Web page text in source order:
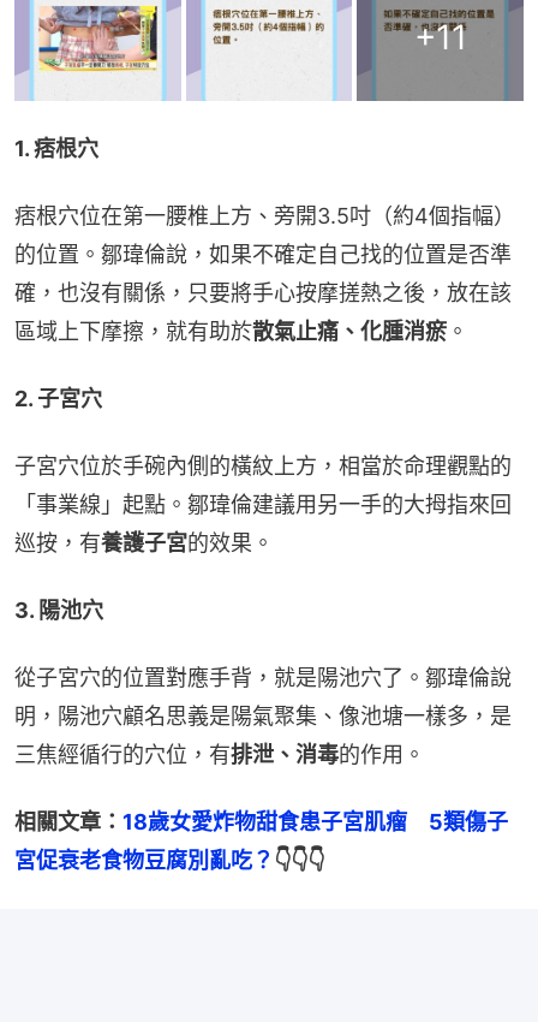
+11
1. 痞根穴
痞根穴位在第一腰椎上方、旁開3.5吋（約4個指幅）
的位置。鄒瑋倫說，如果不確定自己找的位置是否準
確，也沒有關係，只要將手心按摩搓熱之後，放在該
區域上下摩擦，就有助於散氣止痛、化腫消瘀 。
2. 子宮穴
子宮穴位於手碗內側的橫紋上方，相當於命理觀點的
「事業線」起點。鄒瑋倫建議用另一手的大拇指來回
巡按，有養護子宮的效果。
3. 陽池穴
從子宮穴的位置對應手背，就是陽池穴了。鄒瑋倫說
明，陽池穴顧名思義是陽氣聚集、像池塘一樣多，是
三焦經循行的穴位，有排泄、消毒的作用。
相關文章： 18歲女愛炸物甜食患子宮肌瘤　5類傷子
宮促衰老食物豆腐別亂吃？ 👇👇👇